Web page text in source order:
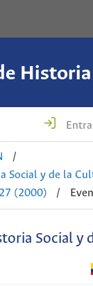
/
Social y de la
(2000) /
Social y